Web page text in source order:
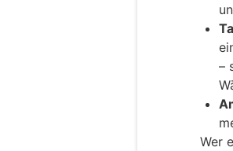
–
Wer